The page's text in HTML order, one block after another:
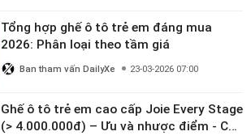
Tổng hợp ghế ô tô trẻ em đáng mua
2026: Phân loại theo tầm giá
Ban tham vấn DailyXe 23-03-2026 07:00
Ghế ô tô trẻ em cao cấp Joie Every Stage
(> 4.000.000đ) – Ưu và nhược điểm - Có